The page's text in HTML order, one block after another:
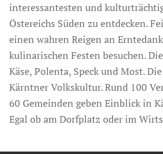
interessantesten und
Östereichs Süden zu entdecken.
einen wahren Reigen an
kulinarischen Festen besuchen.
Käse, Polenta, Speck und Most.
Kärntner Volkskultur. Rund 100
60 Gemeinden geben Einblick in
Egal ob am Dorfplatz oder im